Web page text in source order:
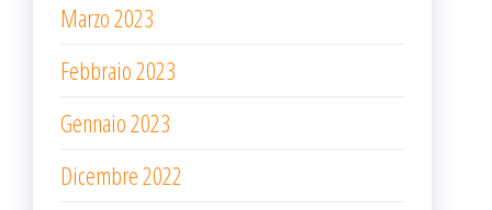
Marzo 2023
Febbraio 2023
Gennaio 2023
Dicembre 2022